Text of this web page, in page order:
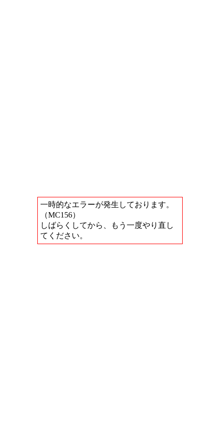
一時的なエラーが発生しております。
（MC156）
しばらくしてから、もう一度やり直し
てください。